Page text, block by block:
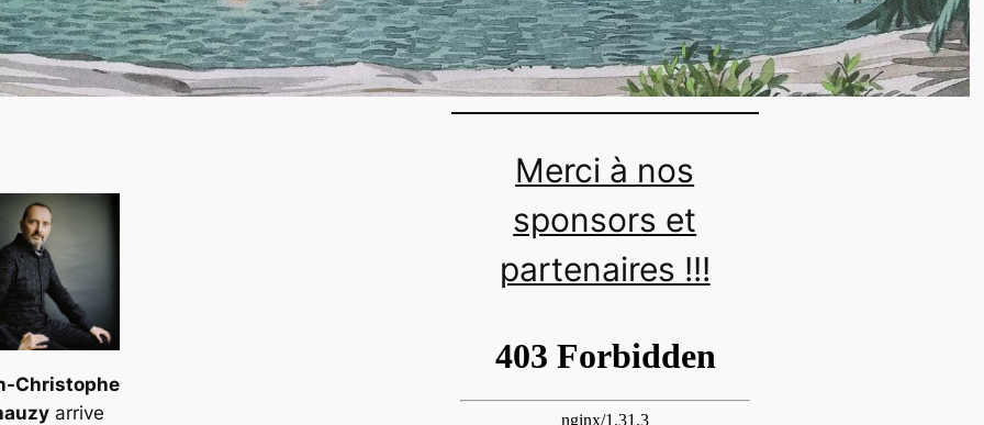
Christophe
arrive
Merci à nos
sponsors et
partenaires !!!